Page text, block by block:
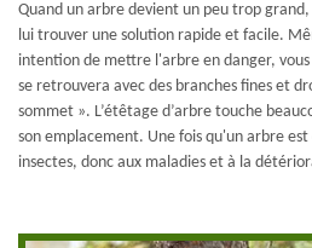
Quand un arbre devient un peu trop
lui trouver une solution rapide et facile.
intention de mettre l'arbre en danger, vous
se retrouvera avec des branches fines et
sommet ». L’étêtage d’arbre touche
son emplacement. Une fois qu'un arbre
insectes, donc aux maladies et à la